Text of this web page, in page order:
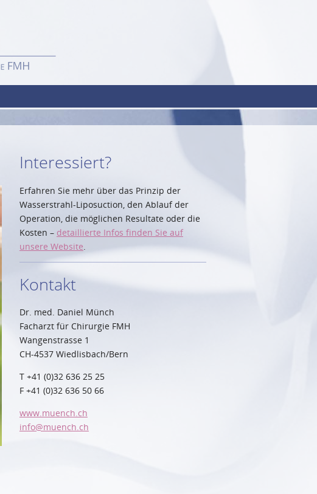
Interessiert?
Erfahren Sie mehr über das Prinzip der
Wasserstrahl-Liposuction, den Ablauf der
Operation, die möglichen Resultate oder die
Kosten – detaillierte Infos finden Sie auf
unsere Website
Kontakt
Dr. med. Daniel Münch
Facharzt für Chirurgie FMH
Wangenstrasse 1
CH-4537 Wiedlisbach/Bern
T +41 (0)32 636 25 25
F +41 (0)32 636 50 66
www.muench.ch
info@muench.ch